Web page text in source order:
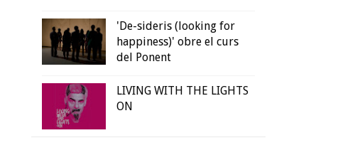
'De-sideris (looking for
happiness)' obre el curs
del Ponent
LIVING WITH THE LIGHTS
ON